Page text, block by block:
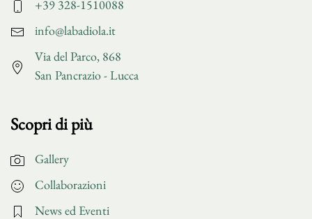
+39 328-1510088
info@labadiola.it
Via del Parco, 868
San Pancrazio - Lucca
Scopri di più
Gallery
Collaborazioni
News ed Eventi